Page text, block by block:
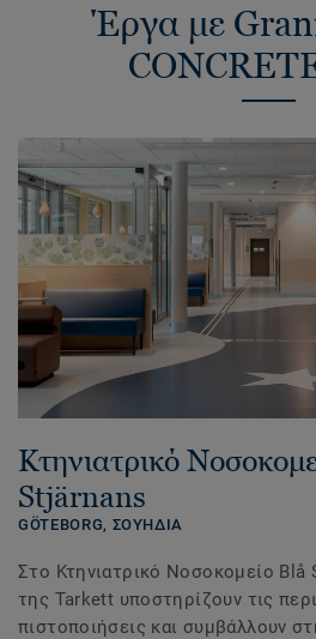
Έργα με
Κτηνιατρικό
Stjärnans
GÖTEBORG, ΣΟΥΗΔΙΑ
Στο Κτηνιατρικό Νοσοκομείο Blå
της Tarkett υποστηρίζουν τις
πιστοποιήσεις και συμβάλλουν